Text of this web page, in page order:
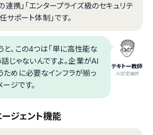
連携」「エンタープライズ級のセキュリテ
任サポート体制」です。
テキトー教師
.AI認定講師
、この4つは「単に高性能な
じゃないんですよ。企業がAI
めに必要なインフラが揃っ
ージです。
ジェント機能